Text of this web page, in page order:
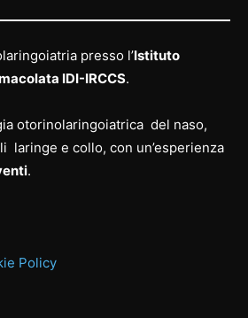
presso l’Istituto
IDI-IRCCS.
otorinolaringoiatrica del naso,
laringe e collo, con un’esperienza
.
Policy